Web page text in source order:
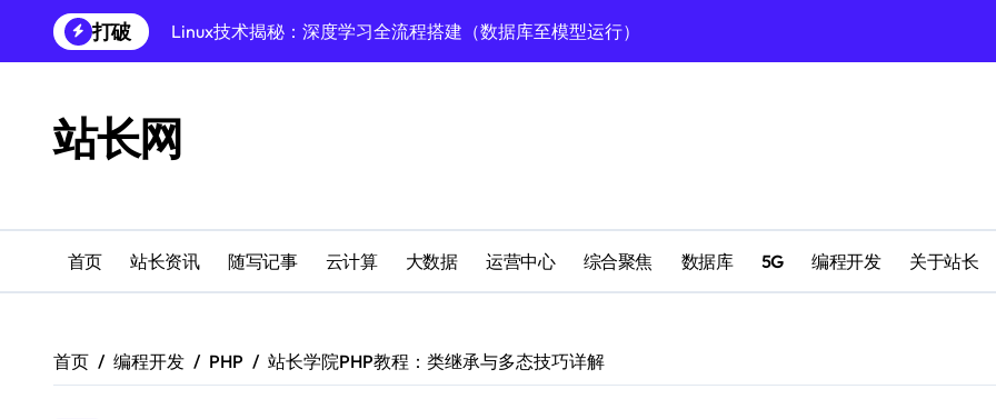
到
打破
Linux深度学习全攻略：数据库调优至模型高效运行的科技实践
创业者必学：Windows运行库高效搭建指南
Windows环境搭建：高效运行库配置与管理
跨界融合下站长云安全防护新策略
Windows多媒体开发环境搭建与运行库管理
Linux数据库部署全攻略：科技驱动下的高效运行环境搭建
站长网
首页 站长资讯 随写记事 云计算 大数据 运营中心 综合聚焦 数据库 5G 编程开发 关于站长
首页 编程开发 PHP 站长学院PHP教程：类继承与多态技巧详解